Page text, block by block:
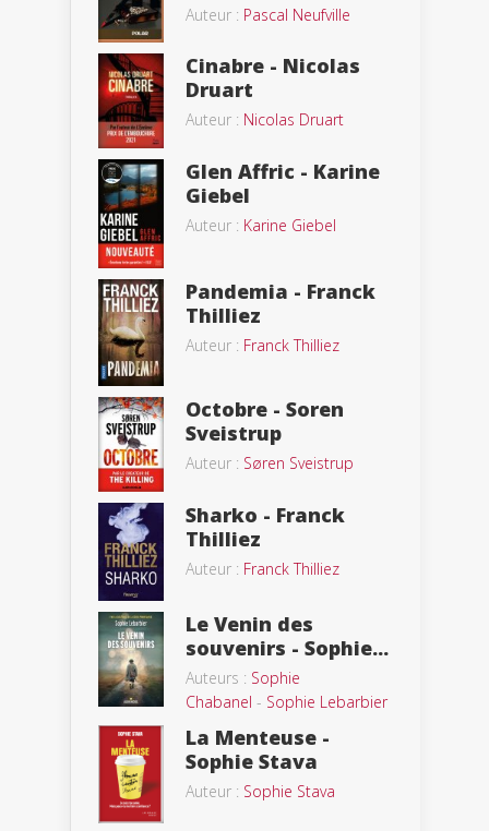
Auteur : Pascal Neufville
Cinabre - Nicolas
Druart
Auteur : Nicolas Druart
Glen Affric - Karine
Giebel
Auteur : Karine Giebel
Pandemia - Franck
Thilliez
Auteur : Franck Thilliez
Octobre - Soren
Sveistrup
Auteur : Søren Sveistrup
Sharko - Franck
Thilliez
Auteur : Franck Thilliez
Le Venin des
souvenirs - Sophie...
Auteurs : Sophie
Chabanel - Sophie Lebarbier
La Menteuse -
Sophie Stava
Auteur : Sophie Stava